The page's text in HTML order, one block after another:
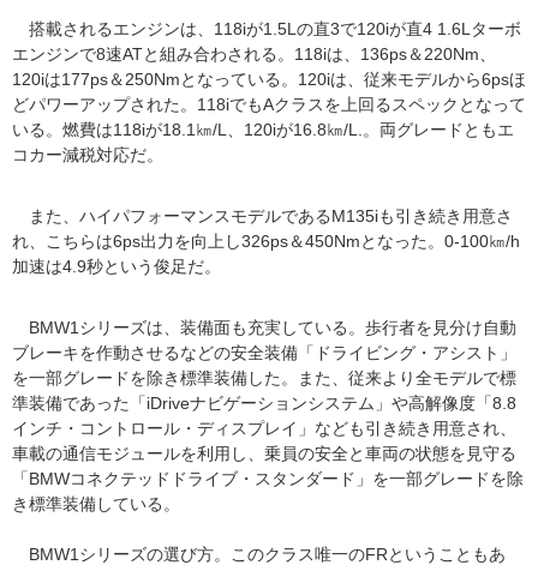
搭載されるエンジンは、118iが1.5Lの直3で120iが直4 1.6Lターボ
エンジンで8速ATと組み合わされる。118iは、136ps＆220Nm、
120iは177ps＆250Nmとなっている。120iは、従来モデルから6psほ
どパワーアップされた。118iでもAクラスを上回るスペックとなって
いる。燃費は118iが18.1㎞/L、120iが16.8㎞/L.。両グレードともエ
コカー減税対応だ。
また、ハイパフォーマンスモデルであるM135iも引き続き用意さ
れ、こちらは6ps出力を向上し326ps＆450Nmとなった。0-100㎞/h
加速は4.9秒という俊足だ。
BMW1シリーズは、装備面も充実している。歩行者を見分け自動
ブレーキを作動させるなどの安全装備「ドライビング・アシスト」
を一部グレードを除き標準装備した。また、従来より全モデルで標
準装備であった「iDriveナビゲーションシステム」や高解像度「8.8
インチ・コントロール・ディスプレイ」なども引き続き用意され、
車載の通信モジュールを利用し、乗員の安全と車両の状態を見守る
「BMWコネクテッドドライブ・スタンダード」を一部グレードを除
き標準装備している。
BMW1シリーズの選び方。このクラス唯一のFRということもあ